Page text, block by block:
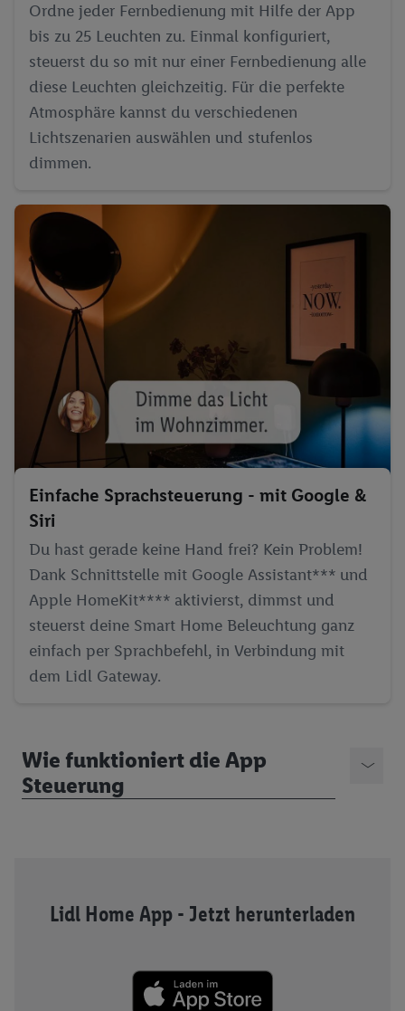
Ordne jeder Fernbedienung mit Hilfe der App
bis zu 25 Leuchten zu. Einmal konfiguriert,
steuerst du so mit nur einer Fernbedienung alle
diese Leuchten gleichzeitig. Für die perfekte
Atmosphäre kannst du verschiedenen
Lichtszenarien auswählen und stufenlos
dimmen.
Einfache Sprachsteuerung - mit Google &
Siri
Du hast gerade keine Hand frei? Kein Problem!
Dank Schnittstelle mit Google Assistant*** und
Apple HomeKit**** aktivierst, dimmst und
steuerst deine Smart Home Beleuchtung ganz
einfach per Sprachbefehl, in Verbindung mit
dem Lidl Gateway.
Wie funktioniert die App
Steuerung
Lidl Home App - Jetzt herunterladen